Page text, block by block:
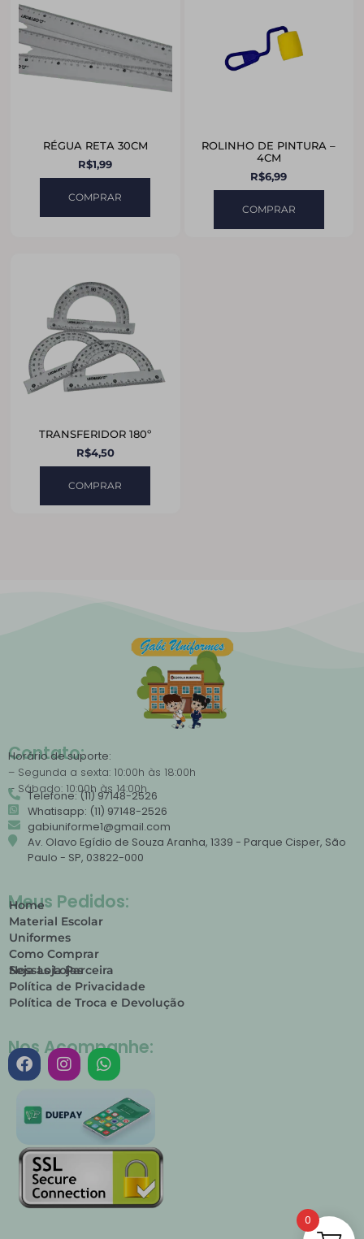
RÉGUA RETA 30CM
R$1,99
COMPRAR
ROLINHO DE PINTURA –
4CM
R$6,99
COMPRAR
TRANSFERIDOR 180º
R$4,50
COMPRAR
Contato:
Horário de suporte:
– Segunda a sexta: 10:00h às 18:00h
– Sábado: 10:00h às 14:00h
Telefone: (11) 97148-2526
Whatisapp: (11) 97148-2526
gabiuniforme1@gmail.com
Av. Olavo Egídio de Souza Aranha, 1339 - Parque Cisper, São
Paulo - SP, 03822-000
Meus Pedidos:
Home
Material Escolar
Uniformes
Como Comprar
Nossas Lojas
Seja Loja Parceira
Política de Privacidade
Política de Troca e Devolução
Nos Acompanhe:
0